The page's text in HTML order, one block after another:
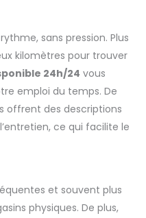
sans pression. Plus
kilomètres pour trouver
24h/24 vous
emploi du temps. De
offrent des descriptions
ce qui facilite le
et souvent plus
physiques. De plus,